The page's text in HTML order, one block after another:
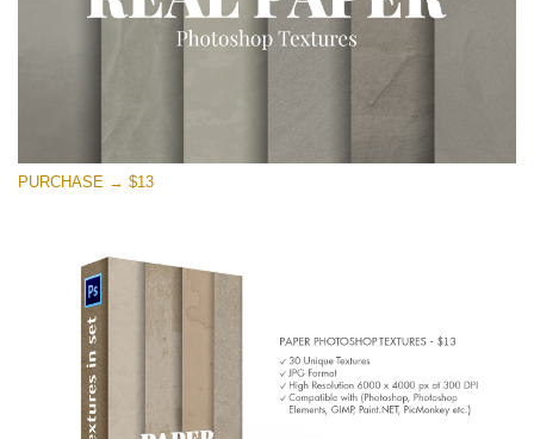
Entire Collection
Download Grátis
PURCHASE → $13